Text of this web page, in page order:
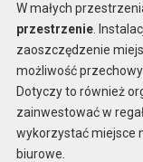
W małych
przestrzenie.
zaoszczędzenie
możliwość
Dotyczy to również
zainwestować w
wykorzystać miejsce
biurowe.